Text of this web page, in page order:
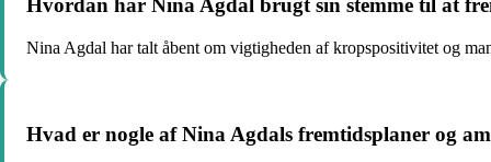
Hvordan har Nina Agdal brugt sin stemme til at
Nina Agdal har talt åbent om vigtigheden af kropspositivitet og
Hvad er nogle af Nina Agdals fremtidsplaner og